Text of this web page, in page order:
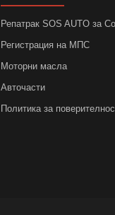
Репатрак SOS AUTO за
Регистрация на МПС
Моторни масла
Авточасти
Политика за